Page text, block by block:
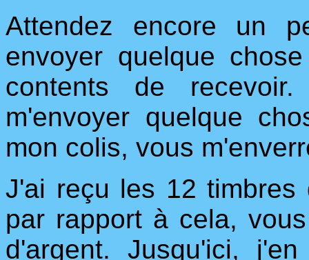
Attendez encore un
envoyer quelque
contents de
m'envoyer quelque
mon colis, vous
J'ai reçu les 12 timbres
par rapport à cela,
d'argent. Jusqu'ici,